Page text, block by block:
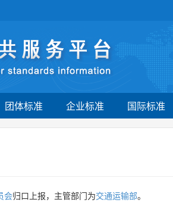
团体标准 企业标准 国际标准
会归口上报，主管部门为交通运输部。